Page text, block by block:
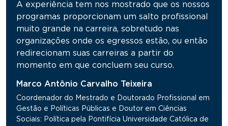
A experiência tem nos mostrado que os nossos
programas proporcionam um salto profissional
muito grande na carreira, sobretudo nas
organizações onde os egressos estão, ou então
redirecionam suas carreiras a partir do
momento em que concluem seu curso.
Marco Antônio Carvalho Teixeira
Coordenador do Mestrado e Doutorado Profissional em
Gestão e Políticas Públicas e Doutor em Ciências
Sociais: Política pela Pontifícia Universidade Católica de